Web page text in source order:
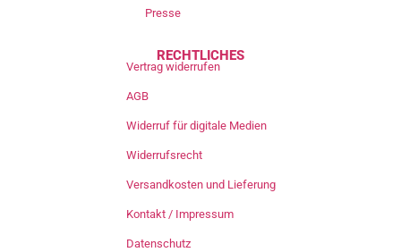
Presse
RECHTLICHES
Vertrag widerrufen
AGB
Widerruf für digitale Medien
Widerrufsrecht
Versandkosten und Lieferung
Kontakt / Impressum
Datenschutz